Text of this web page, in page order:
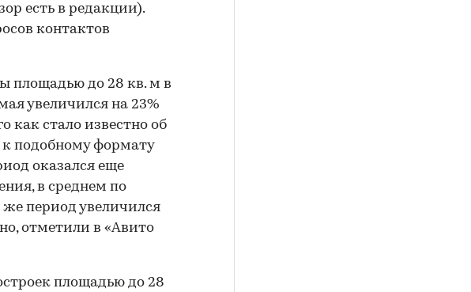
есть в редакции).
контактов
площадью до 28 кв. м в
увеличился на 23%
как стало известно об
подобному формату
оказался еще
в среднем по
период увеличился
отметили в «Авито
площадью до 28